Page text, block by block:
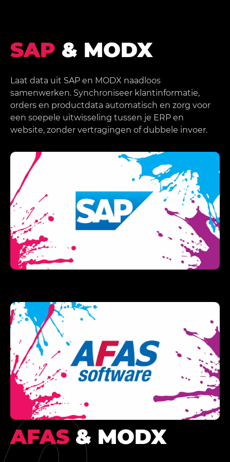
SAP & MODX
Laat data uit SAP en MODX naadloos
samenwerken. Synchroniseer klantinformatie,
orders en productdata automatisch en zorg voor
een soepele uitwisseling tussen je ERP en
website, zonder vertragingen of dubbele invoer.
AFAS & MODX